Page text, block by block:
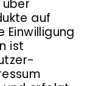
auf
Einwilligung
ist